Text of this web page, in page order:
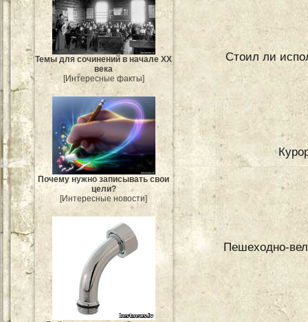
Темы для сочинений в начале XX
века
[Интересные факты]
Почему нужно записывать свои
цели?
[Интересные новости]
Стоил ли
Пешеходно-